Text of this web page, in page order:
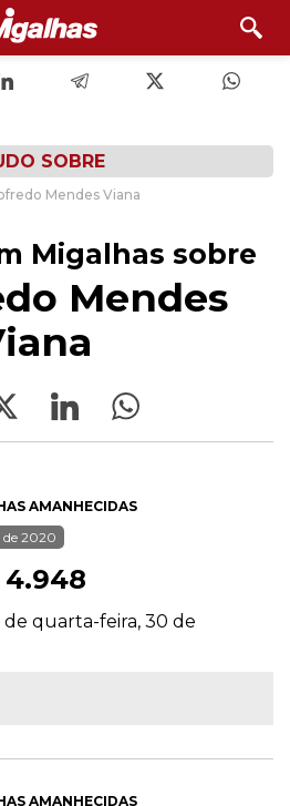
SOBRE
Mendes Viana
Migalhas sobre
Mendes
AMANHECIDAS
2020
4.948
quarta-feira, 30 de
AMANHECIDAS